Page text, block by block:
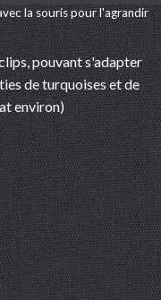
la souris pour l'agrandir
pouvant s'adapter
de turquoises et de
environ)